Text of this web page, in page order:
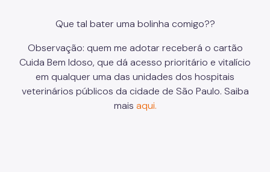
Que tal bater uma bolinha comigo??
Observação: quem me adotar receberá o cartão
Cuida Bem Idoso, que dá acesso prioritário e vitalício
em qualquer uma das unidades dos hospitais
veterinários públicos da cidade de São Paulo. Saiba
mais aqui.